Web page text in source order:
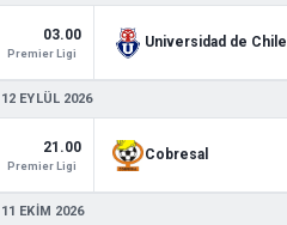
03.00
Premier Ligi
Universidad de Chile
12 EYLÜL 2026
21.00
Premier Ligi
Cobresal
11 EKIM 2026